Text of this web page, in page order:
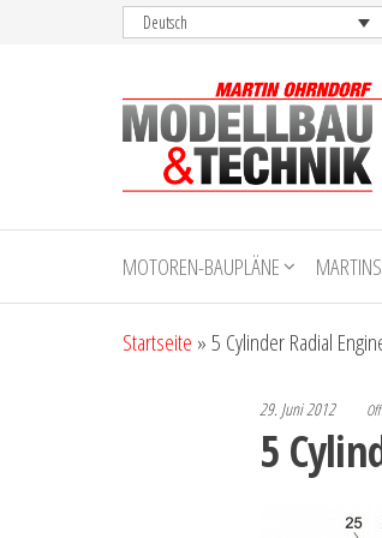
Deutsch
Ohrndorf
Modellbau
& Technik
MOTOREN-BAUPLÄNE
Startseite »5 Cylinder Radial
29. Juni 2012 Off
5